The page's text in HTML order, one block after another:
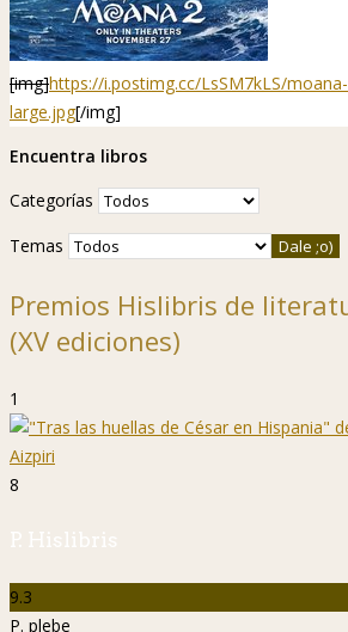
[img]https://i.postimg.cc/LsSM7kLS/
large.jpg[/img]
Encuentra libros
Categorías
Temas
Premios Hislibris de
(XV ediciones)
1
8
P. Hislibris
9.3
P. plebe